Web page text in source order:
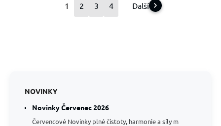
1 2 3 4 Další
NOVINKY
Novinky Červenec 2026
Červencové Novinky plné čistoty, harmonie a síly m